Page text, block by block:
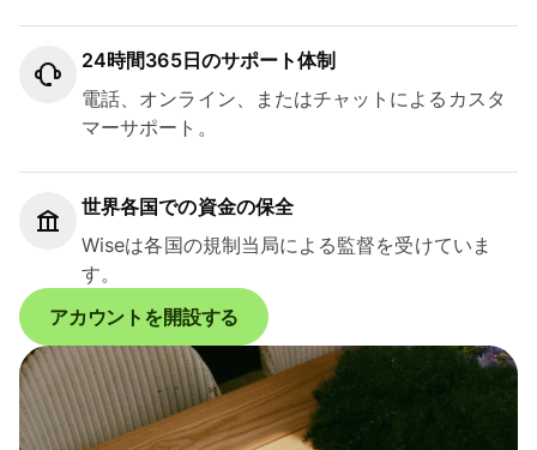
24時間365日のサポート体制
電話、オンライン、またはチャットによるカスタ
マーサポート。
世界各国での資金の保全
Wiseは各国の規制当局による監督を受けていま
す。
アカウントを開設する